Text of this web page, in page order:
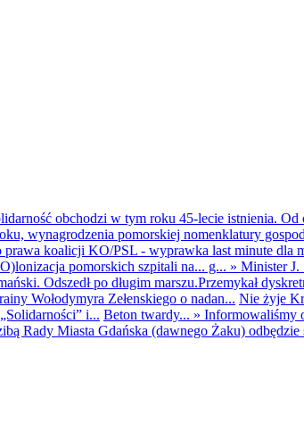
obchodzi w tym roku 45-lecie istnienia. Od
wynagrodzenia pomorskiej nomenklatury
prawa koalicji KO/PSL - wyprawka last minute dla
pomorskich szpitali na... g... » Minister J.
Odszedł po długim marszu.Przemykał
Wołodymyra Zełenskiego o nadan... Nie żyje
i... Beton twardy... » Informowaliśmy
Rady Miasta Gdańska (dawnego Żaku)